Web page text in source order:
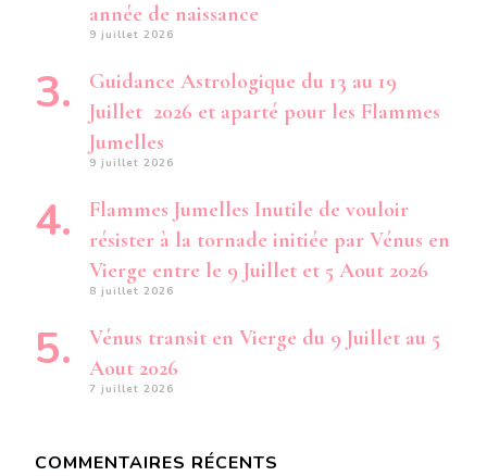
année de naissance
9 juillet 2026
Guidance Astrologique du 13 au 19
Juillet 2026 et aparté pour les Flammes
Jumelles
9 juillet 2026
Flammes Jumelles Inutile de vouloir
résister à la tornade initiée par Vénus en
Vierge entre le 9 Juillet et 5 Aout 2026
8 juillet 2026
Vénus transit en Vierge du 9 Juillet au 5
Aout 2026
7 juillet 2026
COMMENTAIRES RÉCENTS